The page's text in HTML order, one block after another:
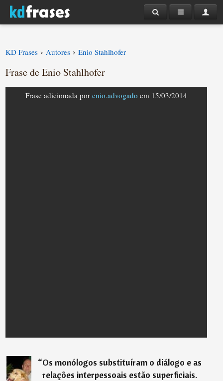
KD Frases › Autores › Enio Stahlhofer
Frase de Enio Stahlhofer
Frase adicionada por enio.advogado em 15/03/2014
“Os monólogos substituíram o diálogo e as
relações interpessoais estão superficiais.